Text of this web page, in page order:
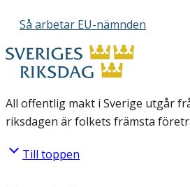
Så arbetar EU-nämnden
All offentlig makt i Sverige utgår
riksdagen är folkets främsta
Till toppen